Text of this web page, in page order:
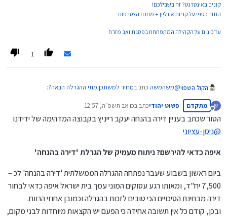
קונים באינטרנט? זה בשבילכם!
החזר כספי על קניות אונליין + מתנת הצטרפות
עדכונים על הקהילה המתפתחת בפסגת זאב מזרח
1
הקול השפוי@משהמשה כתב במחיר למשתכן מתי ההגרלה הבאה?:
@גמל-און
תגיש בקשה לפתיחה.
מנותק
מתקדם פשוט יהודיכתב בכו אב תשפ״ה, 12:57
נערך לאחרונה על ידי
הטור שכתב בעניין דירה בהנחה יעקב רייניץ בקבוצה המדהימה של ידידנו
@ניסן-עציוני
איפה כדאי להירשם? ניתוח מעמיק של הגרלת 'דירה בהנחה'
ביום ראשון בשבוע שעבר נפתחה ההגרלה הממשלתית 'דירה בהנחה' לכ –
7,500 יח"ד, ומאותו רגע עסוקים המוני עמך בית ישראל איפה כדאי לבחור
דירה מבחינת הסיכויים הכי טובים לזכות בהגרלה וכמובן אחוזי הרווח.
ובכן, קודם כל אין תשובה אחידה כי הפעם יש הקצאות מיוחדות לבני מקום,